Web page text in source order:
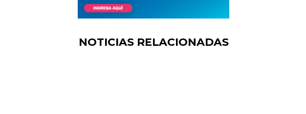
NOTICIAS RELACIONADAS